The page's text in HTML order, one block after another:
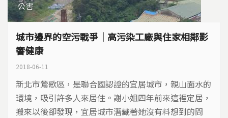
公害
城市邊界的空污戰爭｜高污染工廠與住家相鄰影
響健康
2018-06-11
新北市鶯歌區，是聯合國認證的宜居城市，親山面水的
環境，吸引許多人來居住。謝小姐四年前來這裡定居，
搬來以後卻發現，宜居城市潛藏著她沒有料想到的問